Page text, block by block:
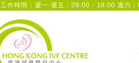
工作時間：週一-週五：09:00 - 18:00 週六